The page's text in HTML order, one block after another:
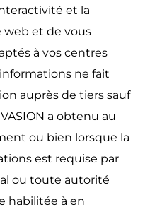
et la
web et de vous
à vos centres
ne fait
auprès de tiers sauf
a obtenu au
ou bien lorsque la
est requise par
ou toute autorité
habilitée à en